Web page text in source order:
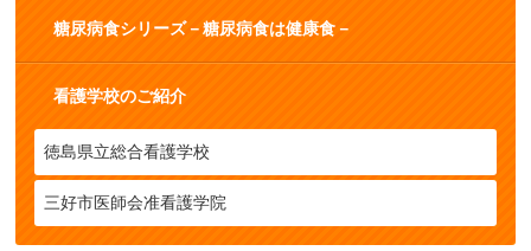
糖尿病食シリーズ－糖尿病食は健康食－
看護学校のご紹介
徳島県立総合看護学校
三好市医師会准看護学院